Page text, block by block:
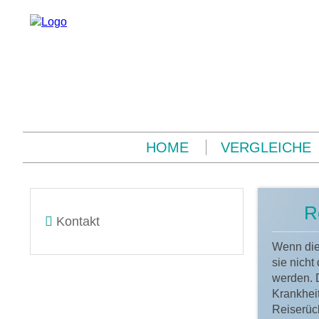
HOME VERGLEICHE
Kontakt
Wenn
sie nicht
werden.